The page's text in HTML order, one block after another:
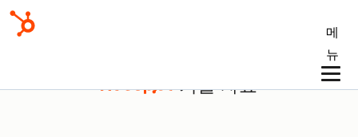
메
뉴
기술 자료